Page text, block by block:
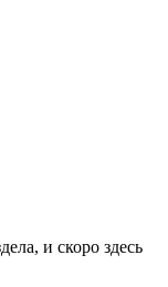
и скоро здесь